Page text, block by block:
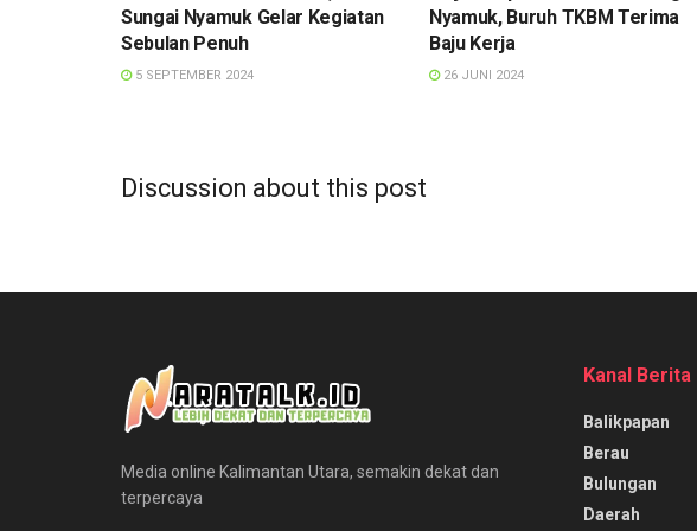
Sungai Nyamuk Gelar Kegiatan
Sebulan Penuh
5 SEPTEMBER 2024
Nyamuk, Buruh TKBM Terima
Baju Kerja
26 JUNI 2024
Discussion about this post
Media online Kalimantan Utara, semakin dekat dan
terpercaya
Kanal Berita
Balikpapan
Berau
Bulungan
Daerah